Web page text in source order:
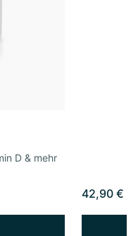
D & mehr
42,90 €